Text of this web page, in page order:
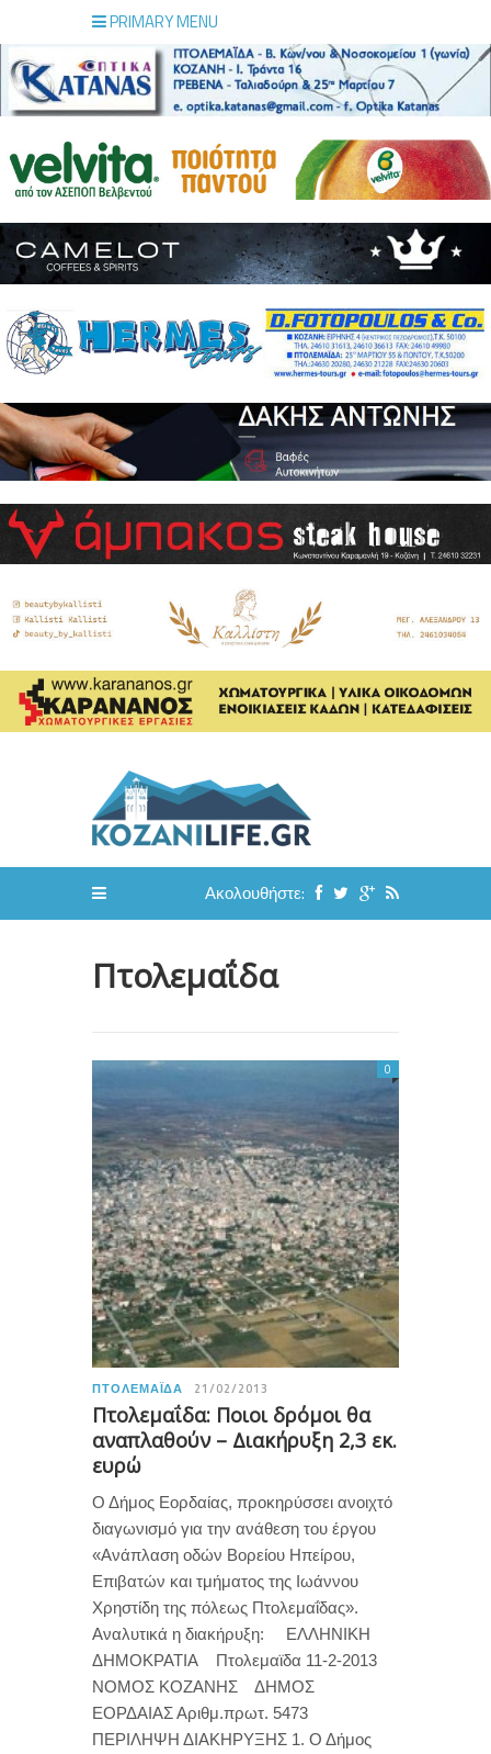
PRIMARY MENU
Ακολουθήστε:
Πτολεμαΐδα
ΠΤΟΛΕΜΑΪ́ΔΑ 21/02/2013
Πτολεμαΐδα: Ποιοι δρόμοι θα
αναπλαθούν – Διακήρυξη 2,3 εκ.
ευρώ
0
Ο Δήμος Εορδαίας, προκηρύσσει ανοιχτό
διαγωνισμό για την ανάθεση του έργου
«Ανάπλαση οδών Βορείου Ηπείρου,
Επιβατών και τμήματος της Ιωάννου
Χρηστίδη της πόλεως Πτολεμαΐδας».
Αναλυτικά η διακήρυξη: ΕΛΛΗΝΙΚΗ
ΔΗΜΟΚΡΑΤΙΑ Πτολεμαϊδα 11-2-2013
ΝΟΜΟΣ ΚΟΖΑΝΗΣ ΔΗΜΟΣ
ΕΟΡΔΑΙΑΣ Αριθμ.πρωτ. 5473
ΠΕΡΙΛΗΨΗ ΔΙΑΚΗΡΥΞΗΣ 1. Ο Δήμος